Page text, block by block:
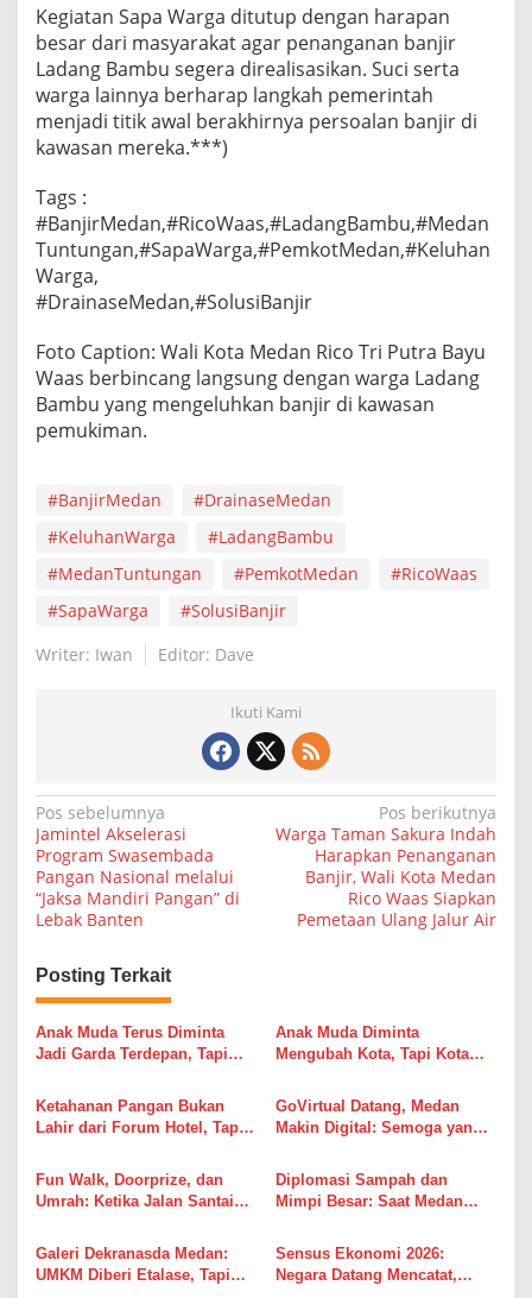
Kegiatan Sapa Warga ditutup dengan harapan
besar dari masyarakat agar penanganan banjir
Ladang Bambu segera direalisasikan. Suci serta
warga lainnya berharap langkah pemerintah
menjadi titik awal berakhirnya persoalan banjir di
kawasan mereka.***)
Tags :
#BanjirMedan,#RicoWaas,#LadangBambu,#Medan
Tuntungan,#SapaWarga,#PemkotMedan,#Keluhan
Warga,
#DrainaseMedan,#SolusiBanjir
Foto Caption: Wali Kota Medan Rico Tri Putra Bayu
Waas berbincang langsung dengan warga Ladang
Bambu yang mengeluhkan banjir di kawasan
pemukiman.
#BanjirMedan
#DrainaseMedan
#KeluhanWarga
#LadangBambu
#MedanTuntungan
#PemkotMedan
#RicoWaas
#SapaWarga
#SolusiBanjir
Writer: Iwan
Editor: Dave
Ikuti Kami
N
a
v
i
a
s
i
o
Pos sebelumnya
Jamintel Akselerasi
Program Swasembada
Pangan Nasional melalui
“Jaksa Mandiri Pangan” di
Lebak Banten
Pos berikutnya
Warga Taman Sakura Indah
Harapkan Penanganan
Banjir, Wali Kota Medan
Rico Waas Siapkan
Pemetaan Ulang Jalur Air
Posting Terkait
Anak Muda Terus Diminta
Jadi Garda Terdepan, Tapi
Barisan Penonton
Anak Muda Diminta
Mengubah Kota, Tapi Kota
Belum?
Ketahanan Pangan Bukan
Lahir dari Forum Hotel, Tapi
Bertahan
GoVirtual Datang, Medan
Makin Digital: Semoga yang
Fun Walk, Doorprize, dan
Umrah: Ketika Jalan Santai
Soal Harga Sembako
Diplomasi Sampah dan
Mimpi Besar: Saat Medan
Rakyat Menunggu Hasil Nyata
Galeri Dekranasda Medan:
UMKM Diberi Etalase, Tapi
Sensus Ekonomi 2026:
Negara Datang Mencatat,